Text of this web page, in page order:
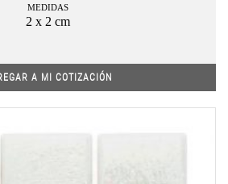
MEDIDAS
2 x 2 cm
A MI COTIZACIÓN